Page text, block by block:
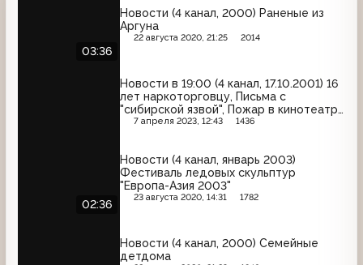
03:36
Новости (4 канал, 2000) Раненые из
Аргуна
22 августа 2020, 21:25 2014
Новости в 19:00 (4 канал, 17.10.2001) 16
лет наркоторговцу, Письма с
"сибирской язвой", Пожар в кинотеатре
"Авиатор", Коммунальные проблемы в
7 апреля 2023, 12:43 1436
02:36
Новости (4 канал, январь 2003)
Фестиваль ледовых скульптур
"Европа-Азия 2003"
23 августа 2020, 14:31 1782
Новости (4 канал, 2000) Семейные
детдома